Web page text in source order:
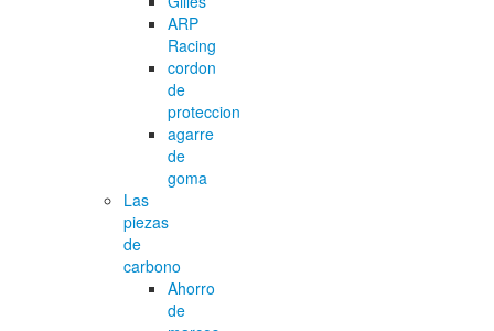
ARP
Racing
cordon
de
proteccion
agarre
de
goma
Las
piezas
de
carbono
Ahorro
de